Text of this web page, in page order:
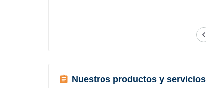
Nuestros productos y servicios